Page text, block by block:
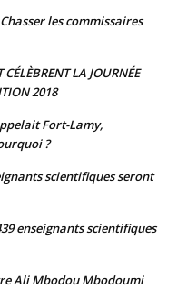
les commissaires
CÉLÈBRENT LA JOURNÉE
2018
Fort-Lamy,
?
scientifiques seront
enseignants scientifiques
Ali Mbodou Mbodoumi